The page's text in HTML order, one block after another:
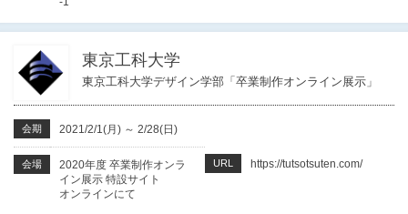
東京工科大学
東京工科大学デザイン学部「卒業制作オンライン展示」
会期 2021/2/1(月) ～ 2/28(日)
会場
2020年度 卒業制作オンラ
イン展示 特設サイト
オンラインにて
URL https://tutsotsuten.com/